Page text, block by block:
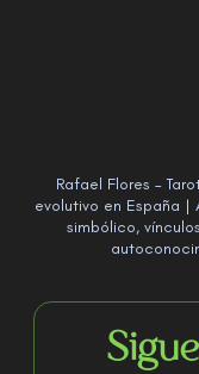
Rafael Flores –
evolutivo en España |
simbólico,